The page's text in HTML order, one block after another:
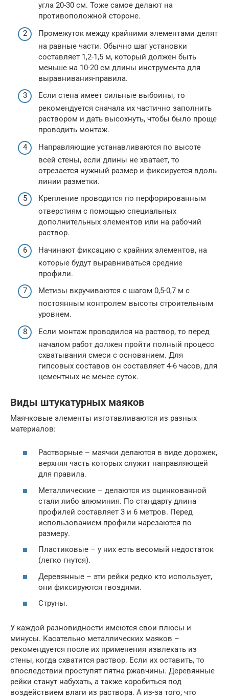
угла 20-30 см. Тоже самое делают на
противоположной стороне.
Промежуток между крайними элементами делят
на равные части. Обычно шаг установки
составляет 1,2-1,5 м, который должен быть
меньше на 10-20 см длины инструмента для
выравнивания-правила.
Если стена имеет сильные выбоины, то
рекомендуется сначала их частично заполнить
раствором и дать высохнуть, чтобы было проще
проводить монтаж.
Направляющие устанавливаются по высоте
всей стены, если длины не хватает, то
отрезается нужный размер и фиксируется вдоль
линии разметки.
Крепление проводится по перфорированным
отверстиям с помощью специальных
дополнительных элементов или на рабочий
раствор.
Начинают фиксацию с крайних элементов, на
которые будут выравниваться средние
профили.
Метизы вкручиваются с шагом 0,5-0,7 м с
постоянным контролем высоты строительным
уровнем.
Если монтаж проводился на раствор, то перед
началом работ должен пройти полный процесс
схватывания смеси с основанием. Для
гипсовых составов он составляет 4-6 часов, для
цементных не менее суток.
Виды штукатурных маяков
Маячковые элементы изготавливаются из разных
материалов:
Растворные – маячки делаются в виде дорожек,
верхняя часть которых служит направляющей
для правила.
Металлические – делаются из оцинкованной
стали либо алюминия. По стандарту длина
профилей составляет 3 и 6 метров. Перед
использованием профили нарезаются по
размеру.
Пластиковые – у них есть весомый недостаток
(легко гнутся).
Деревянные – эти рейки редко кто использует,
они фиксируются гвоздями.
Струны.
У каждой разновидности имеются свои плюсы и
минусы. Касательно металлических маяков –
рекомендуется после их применения извлекать из
стены, когда схватится раствор. Если их оставить, то
впоследствии проступят пятна ржавчины. Деревянные
рейки станут набухать, а также коробиться под
воздействием влаги из раствора. А из-за того, что